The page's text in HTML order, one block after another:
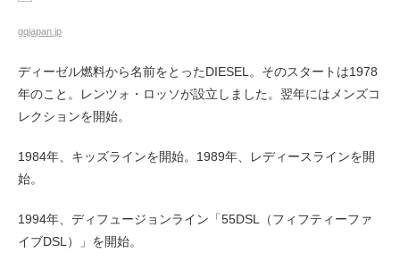
gqjapan.jp
ディーゼル燃料から名前をとったDIESEL。そのスタートは1978
年のこと。レンツォ・ロッソが設立しました。翌年にはメンズコ
レクションを開始。
1984年、キッズラインを開始。1989年、レディースラインを開
始。
1994年、ディフュージョンライン「55DSL（フィフティーファ
イブDSL）」を開始。